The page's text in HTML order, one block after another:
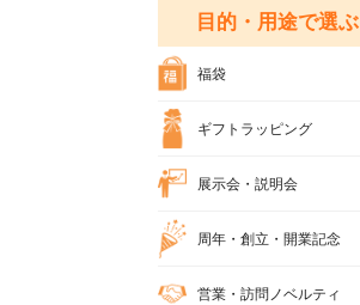
目的・用途で選ぶ
福袋
ギフトラッピング
展示会・説明会
周年・創立・開業記念
営業・訪問ノベルティ